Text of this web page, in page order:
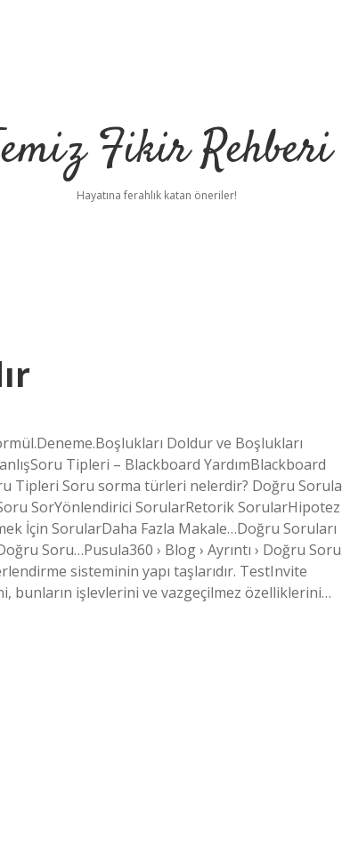
Fikir Rehberi
Hayatına ferahlık katan öneriler!
Doldur ve Boşlukları
Tipleri – Blackboard YardımBlackboard
Tipleri Soru sorma türleri nelerdir? Doğru
SorYönlendirici SorularRetorik SorularHipotez
İçin SorularDaha Fazla Makale…Doğru Soruları
Soru…Pusula360 › Blog › Ayrıntı › Doğru
sisteminin yapı taşlarıdır. TestInvite
bunların işlevlerini ve vazgeçilmez özelliklerini…